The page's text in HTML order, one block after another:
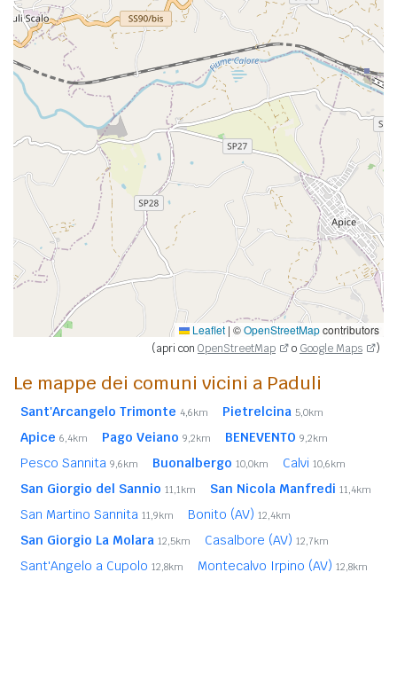
Leaflet | ©OpenStreetMapcontributors
(apri con OpenStreetMap o Google Maps )
Le mappe dei comuni vicini a Paduli
Sant'Arcangelo Trimonte 4,6km Pietrelcina 5,0km
Apice 6,4km Pago Veiano 9,2km BENEVENTO 9,2km
Pesco Sannita 9,6km Buonalbergo 10,0km Calvi 10,6km
San Giorgio del Sannio 11,1km San Nicola Manfredi 11,4km
San Martino Sannita 11,9km Bonito (AV) 12,4km
San Giorgio La Molara 12,5km Casalbore (AV) 12,7km
Sant'Angelo a Cupolo 12,8km Montecalvo Irpino (AV) 12,8km